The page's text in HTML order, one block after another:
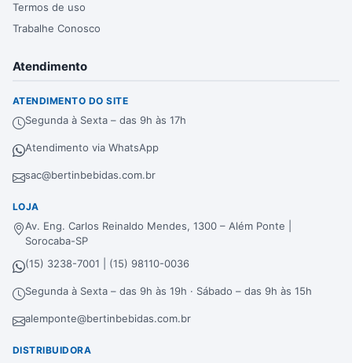
Termos de uso
Trabalhe Conosco
Atendimento
ATENDIMENTO DO SITE
Segunda à Sexta – das 9h às 17h
Atendimento via WhatsApp
sac@bertinbebidas.com.br
LOJA
Av. Eng. Carlos Reinaldo Mendes, 1300 – Além Ponte |
Sorocaba-SP
(15) 3238-7001 | (15) 98110-0036
Segunda à Sexta – das 9h às 19h · Sábado – das 9h às 15h
alemponte@bertinbebidas.com.br
DISTRIBUIDORA